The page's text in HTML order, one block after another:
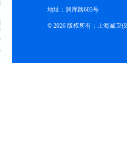
地址：洞厍路603号
© 2026 版权所有：上海诚卫